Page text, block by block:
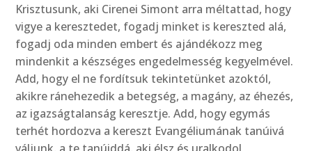
Krisztusunk, aki Cirenei Simont arra méltattad, hogy
vigye a keresztedet, fogadj minket is kereszted alá,
fogadj oda minden embert és ajándékozz meg
mindenkit a készséges engedelmesség kegyelmével.
Add, hogy el ne fordítsuk tekintetünket azoktól,
akikre ránehezedik a betegség, a magány, az éhezés,
az igazságtalanság keresztje. Add, hogy egymás
terhét hordozva a kereszt Evangéliumának tanúivá